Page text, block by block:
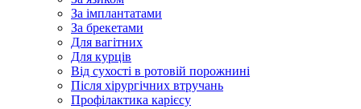
За імплантатами
За брекетами
Для вагітних
Для курців
Від сухості в ротовій порожнині
Після хірургічних втручань
Профілактика карієсу